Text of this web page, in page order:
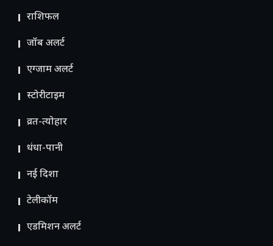
राशिफल
जॉब अलर्ट
एग्जाम अलर्ट
स्टोरीटाइम
व्रत-त्योहार
धंधा-पानी
नई दिशा
टेलीकॉम
ए​डमिशन अलर्ट